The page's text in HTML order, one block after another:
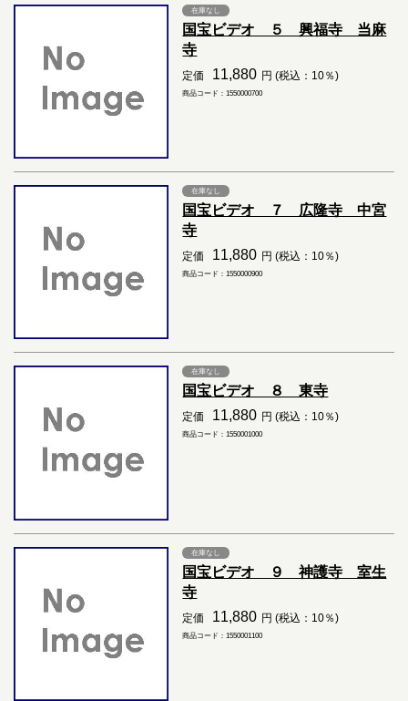
在庫なし
国宝ビデオ ５ 興福寺 当麻
寺
定価 11,880 円 (税込：10％)
商品コード：1550000700
在庫なし
国宝ビデオ ７ 広隆寺 中宮
寺
定価 11,880 円 (税込：10％)
商品コード：1550000900
在庫なし
国宝ビデオ ８ 東寺
定価 11,880 円 (税込：10％)
商品コード：1550001000
在庫なし
国宝ビデオ ９ 神護寺 室生
寺
定価 11,880 円 (税込：10％)
商品コード：1550001100